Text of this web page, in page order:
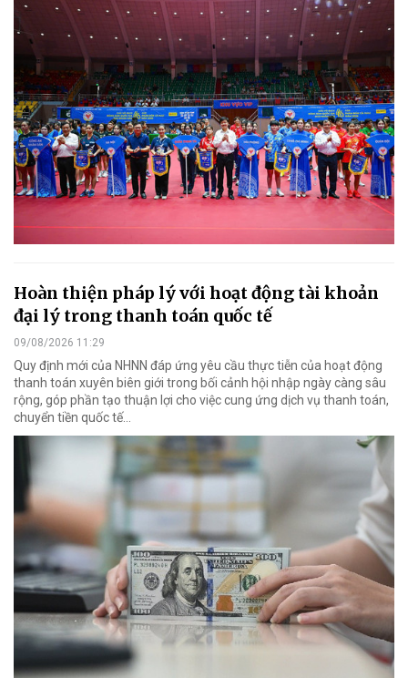
Hoàn thiện pháp lý với hoạt động tài khoản
đại lý trong thanh toán quốc tế
09/08/2026 11:29
Quy định mới của NHNN đáp ứng yêu cầu thực tiễn của hoạt động
thanh toán xuyên biên giới trong bối cảnh hội nhập ngày càng sâu
rộng, góp phần tạo thuận lợi cho việc cung ứng dịch vụ thanh toán,
chuyển tiền quốc tế...